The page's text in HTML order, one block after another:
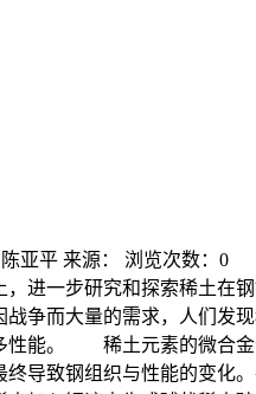
陈亚平 来源： 浏览次数
，进一步研究和探索稀
而大量的需求，人们发
性能。 稀土元素的微合
导致钢组织与性能的变化